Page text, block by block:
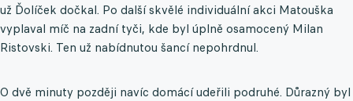
už Ďolíček dočkal. Po další skvělé individuální akci Matouška
vyplaval míč na zadní tyči, kde byl úplně osamocený Milan
Ristovski. Ten už nabídnutou šancí nepohrdnul.
O dvě minuty později navíc domácí udeřili podruhé. Důrazný byl